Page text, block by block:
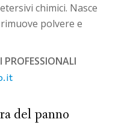
chimici. Nasce
polvere e
del panno